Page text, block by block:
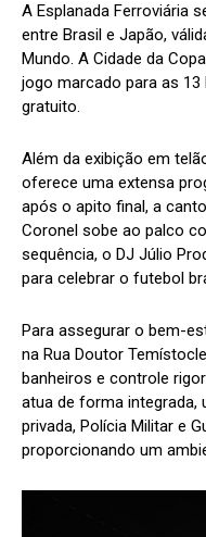
A Esplanada Ferroviária
entre Brasil e Japão,
Mundo. A Cidade da
jogo marcado para as
gratuito.
Além da exibição em
oferece uma extensa
após o apito final, a
Coronel sobe ao palco
sequência, o DJ Júlio
para celebrar o futebol
Para assegurar o bem-
na Rua Doutor
banheiros e controle
atua de forma integrada,
privada, Polícia Militar e
proporcionando um